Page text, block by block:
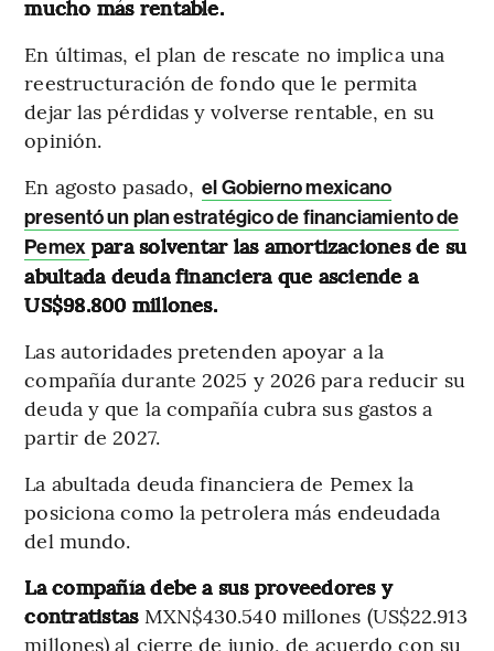
mucho más rentable.
En últimas, el plan de rescate no implica una
reestructuración de fondo que le permita
dejar las pérdidas y volverse rentable, en su
opinión.
En agosto pasado, el Gobierno mexicano
presentó un plan estratégico de financiamiento de
Pemex para solventar las amortizaciones de su
abultada deuda financiera que asciende a
US$98.800 millones.
Las autoridades pretenden apoyar a la
compañía durante 2025 y 2026 para reducir su
deuda y que la compañía cubra sus gastos a
partir de 2027.
La abultada deuda financiera de Pemex la
posiciona como la petrolera más endeudada
del mundo.
La compañía debe a sus proveedores y
contratistas MXN$430.540 millones (US$22.913
millones) al cierre de junio, de acuerdo con su